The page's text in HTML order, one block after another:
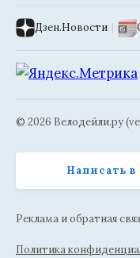
Дзен.Новости |
© 2026 Велодейли.ру
Написать
Реклама и обратная
Политика